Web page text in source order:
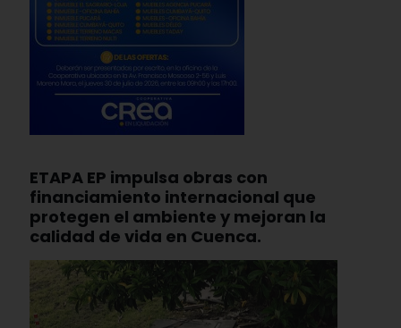
ETAPA EP impulsa obras con
financiamiento internacional que
protegen el ambiente y mejoran la
calidad de vida en Cuenca.